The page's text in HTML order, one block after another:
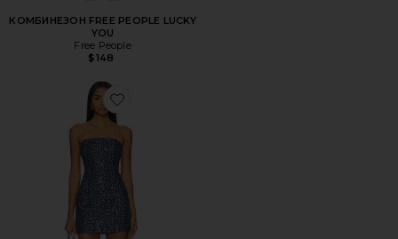
КОМБИНЕЗОН FREE PEOPLE LUCKY
YOU
Free People
$148
Favorite ПЛАТЬЕ BERNER MINI